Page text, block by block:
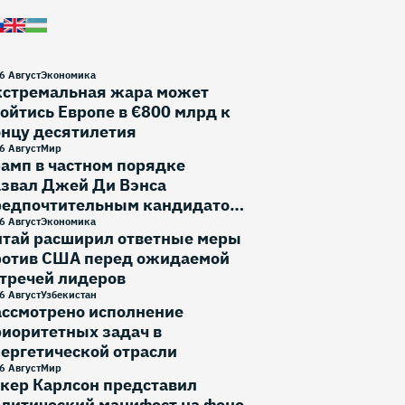
АвгустЭкономика
жара может
Европе в €800 млрд к
десятилетия
АвгустМир
в частном порядке
Джей Ди Вэнса
кандидатом
выборы 2028 года
АвгустЭкономика
расширил ответные меры
США перед ожидаемой
лидеров
АвгустУзбекистан
исполнение
задач в
отрасли
АвгустМир
Карлсон представил